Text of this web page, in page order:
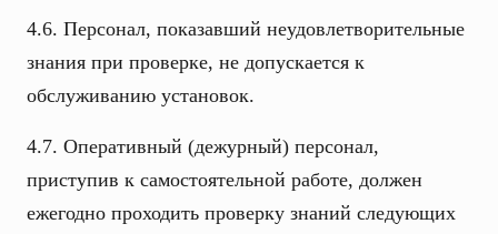
4.6. Персонал, показавший неудовлетворительные
знания при проверке, не допускается к
обслуживанию установок.
4.7. Оперативный (дежурный) персонал,
приступив к самостоятельной работе, должен
ежегодно проходить проверку знаний следующих